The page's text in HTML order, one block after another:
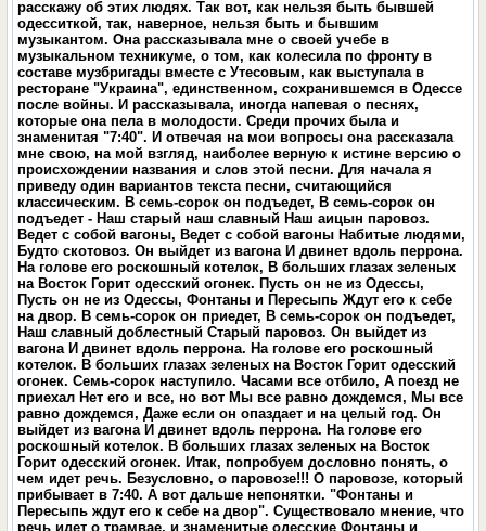
расскажу об этих людях. Так вот, как нельзя быть бывшей
одесситкой, так, наверное, нельзя быть и бывшим
музыкантом. Она рассказывала мне о своей учебе в
музыкальном техникуме, о том, как колесила по фронту в
составе музбригады вместе с Утесовым, как выступала в
ресторане "Украина", единственном, сохранившемся в Одессе
после войны. И рассказывала, иногда напевая о песнях,
которые она пела в молодости. Среди прочих была и
знаменитая "7:40". И отвечая на мои вопросы она рассказала
мне свою, на мой взгляд, наиболее верную к истине версию о
происхождении названия и слов этой песни. Для начала я
приведу один вариантов текста песни, считающийся
классическим. В семь-сорок он подъедет, В семь-сорок он
подъедет - Наш старый наш славный Наш аицын паровоз.
Ведет с собой вагоны, Ведет с собой вагоны Набитые людями,
Будто скотовоз. Он выйдет из вагона И двинет вдоль перрона.
На голове его роскошный котелок, В больших глазах зеленых
на Восток Горит одесский огонек. Пусть он не из Одессы,
Пусть он не из Одессы, Фонтаны и Пересыпь Ждут его к себе
на двор. В семь-сорок он приедет, В семь-сорок он подъедет,
Наш славный доблестный Старый паровоз. Он выйдет из
вагона И двинет вдоль перрона. На голове его роскошный
котелок. В больших глазах зеленых на Восток Горит одесский
огонек. Семь-сорок наступило. Часами все отбило, А поезд не
приехал Нет его и все, но вот Мы все равно дождемся, Мы все
равно дождемся, Даже если он опаздает и на целый год. Он
выйдет из вагона И двинет вдоль перрона. На голове его
роскошный котелок. В больших глазах зеленых на Восток
Горит одесский огонек. Итак, попробуем дословно понять, о
чем идет речь. Безусловно, о паровозе!!! О паровозе, который
прибывает в 7:40. А вот дальше непонятки. "Фонтаны и
Пересыпь ждут его к себе на двор". Существовало мнение, что
речь идет о трамвае, и знаменитые одесские Фонтаны и